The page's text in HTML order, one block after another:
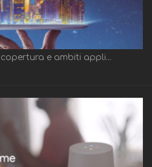
e ambiti appli...